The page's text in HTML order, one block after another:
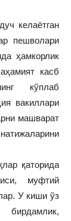
келаётган
пешволари
ҳамкорлик
касб
кўплаб
вакиллари
машварат
қаторида
муфтий
У киши ўз
бирдамлик,